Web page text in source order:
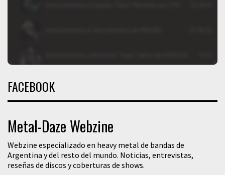
FACEBOOK
Metal-Daze Webzine
Webzine especializado en heavy metal de bandas de
Argentina y del resto del mundo. Noticias, entrevistas,
reseñas de discos y coberturas de shows.